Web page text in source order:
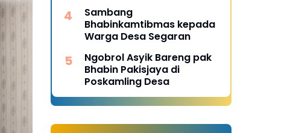
Sambang
Bhabinkamtibmas kepada
Warga Desa Segaran
Ngobrol Asyik Bareng pak
Bhabin Pakisjaya di
Poskamling Desa